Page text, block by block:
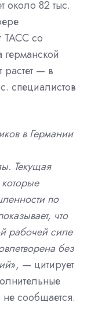
около 82 тыс.
ТАСС со
германской
— в
специалистов
в Германии
Текущая
по
что
рабочей силе
без
», — цитирует
сообщается.